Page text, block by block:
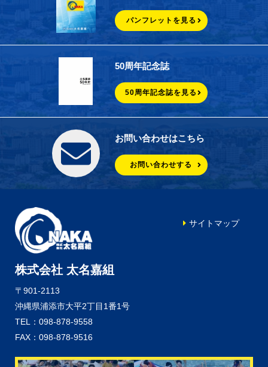
パンフレットを見る
50周年記念誌
50周年記念誌を見る
お問い合わせはこちら
お問い合わせする
株式会社 太名嘉組
〒901-2113
沖縄県浦添市大平2丁目1番1号
TEL：098-878-9558
FAX：098-878-9516
サイトマップ